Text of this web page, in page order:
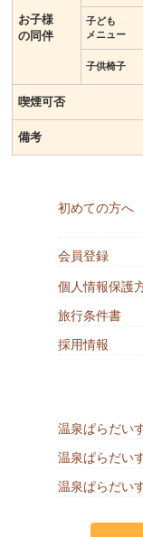
お子様
の同伴
子ども
メニュー
子供椅子
喫煙可否
備考
初めての方へ
会員登録
個人情報保護
旅行条件書
採用情報
温泉ぱらだい
温泉ぱらだい
温泉ぱらだい